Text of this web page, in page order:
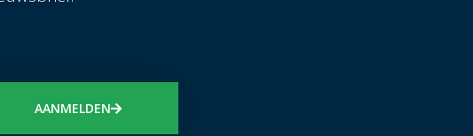
AANMELDEN